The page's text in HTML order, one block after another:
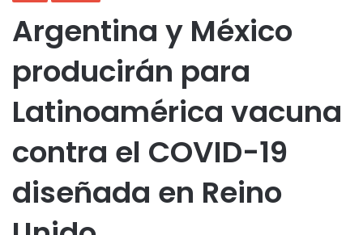
Argentina y México
producirán para
Latinoamérica vacuna
contra el COVID-19
diseñada en Reino